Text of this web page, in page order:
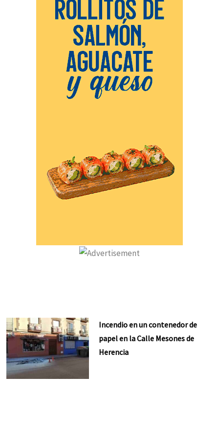
Incendio en un contenedor de
papel en la Calle Mesones de
Herencia